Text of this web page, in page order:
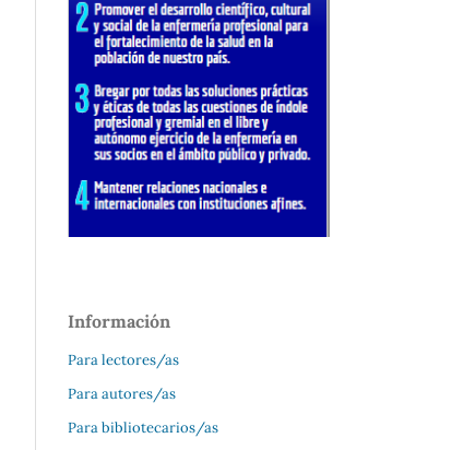
Información
Para lectores/as
Para autores/as
Para bibliotecarios/as